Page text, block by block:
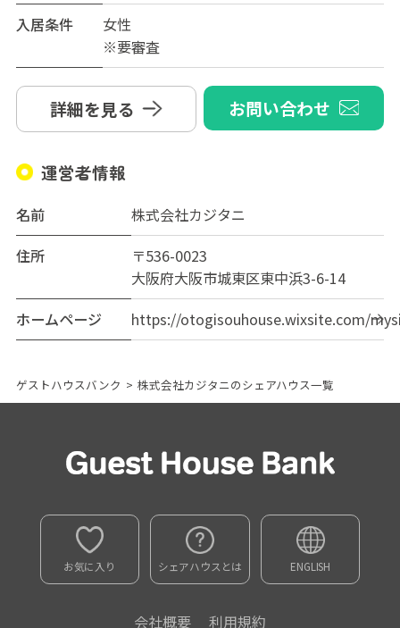
入居条件
女性
※要審査
詳細を見る お問い合わせ
運営者情報
名前
株式会社カジタニ
住所
〒536-0023
大阪府大阪市城東区東中浜3-6-14
ホームページ
https://otogisouhouse.wixsite.com/
ゲストハウスバンク > 株式会社カジタニのシェアハウス一覧
お気に入り シェアハウスとは ENGLISH
会社概要 利用規約